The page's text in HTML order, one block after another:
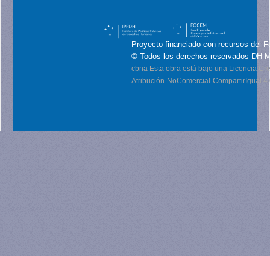
Proyecto financiado con recursos del
© Todos los derechos reservados DH
cbna Esta obra está bajo una Licencia
Atribución-NoComercial-CompartirIgual